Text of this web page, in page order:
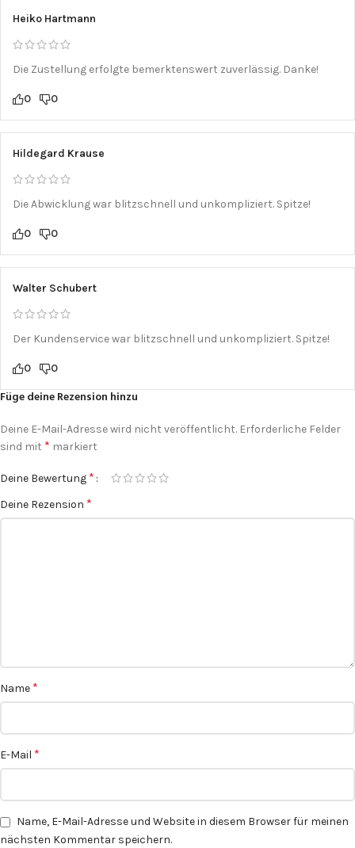
Heiko Hartmann
Die Zustellung erfolgte bemerktenswert zuverlässig. Danke!
0 0
Hildegard Krause
Die Abwicklung war blitzschnell und unkompliziert. Spitze!
0 0
Walter Schubert
Der Kundenservice war blitzschnell und unkompliziert. Spitze!
0 0
Füge deine Rezension hinzu
Deine E-Mail-Adresse wird nicht veröffentlicht. Erforderliche Felder
sind mit * markiert
Deine Bewertung *
Deine Rezension *
Name *
E-Mail *
Name, E-Mail-Adresse und Website in diesem Browser für meinen
nächsten Kommentar speichern.